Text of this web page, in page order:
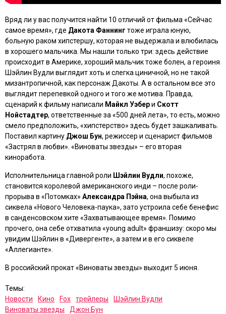
Вряд ли у вас получится найти 10 отличий от фильма «Сейчас
самое время», где Дакота Фаннинг тоже играла юную,
больную раком хипстершу, которая не выдержала и влюбилась
в хорошего мальчика. Мы нашли только три: здесь действие
происходит в Америке, хороший мальчик тоже болен, а героиня
Шэйлин Вудли выглядит хоть и слегка циничной, но не такой
мизантропичной, как персонаж Дакоты. А в остальном все это
выглядит перепевкой одного и того же мотива. Правда,
сценарий к фильму написали Майкл Уэбери Скотт
Нойстадтер, ответственные за «500 дней лета», то есть, можно
смело предположить, «хипстерство» здесь будет зашкаливать.
Поставил картину Джош Бун, режиссер и сценарист фильмов
«Застрял в любви» «Виноваты звезды» – его вторая
киноработа.
Исполнительница главной роли Шэйлин Вудли, похоже,
становится королевой американского инди – после роли-
прорыва в «Потомках» Александра Пэйна, она выбыла из
сиквела «Нового Человека-паука», зато устроила себе бенефис
в санденсовском хите «Захватывающее время» . Помимо
прочего, она себе отхватила «young adult» франшизу: скоро мы
увидим Шэйлин в «Дивергенте», а затем и в его сиквеле
«Аллегианте»
В российский прокат«Виноваты звезды» выходит 5 июня.
Темы:
Новости
Кино Fox трейлеры
Шэйлин Вудли
Виноваты звезды
Джон Бун